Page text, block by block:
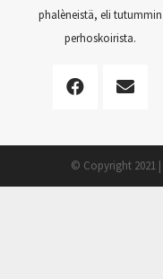
phalèneistä, eli tutummin
perhoskoirista.
© Copyright 2021 |